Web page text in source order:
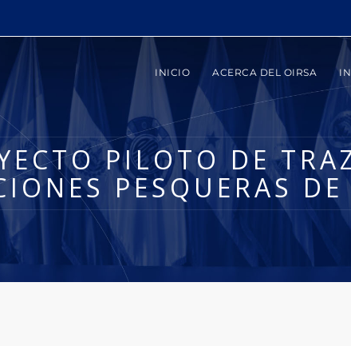
INICIO ACERCA DEL OIRSA
PILOTO DE
PESQUERAS